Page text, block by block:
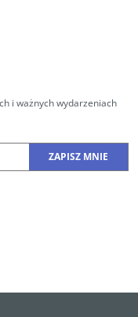
i ważnych wydarzeniach